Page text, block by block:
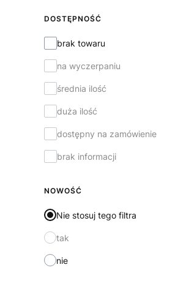
DOSTĘPNOŚĆ
Dostępność
brak towaru
na wyczerpaniu
średnia ilość
duża ilość
dostępny na zamówienie
brak informacji
NOWOŚĆ
Nie stosuj tego filtra
tak
nie